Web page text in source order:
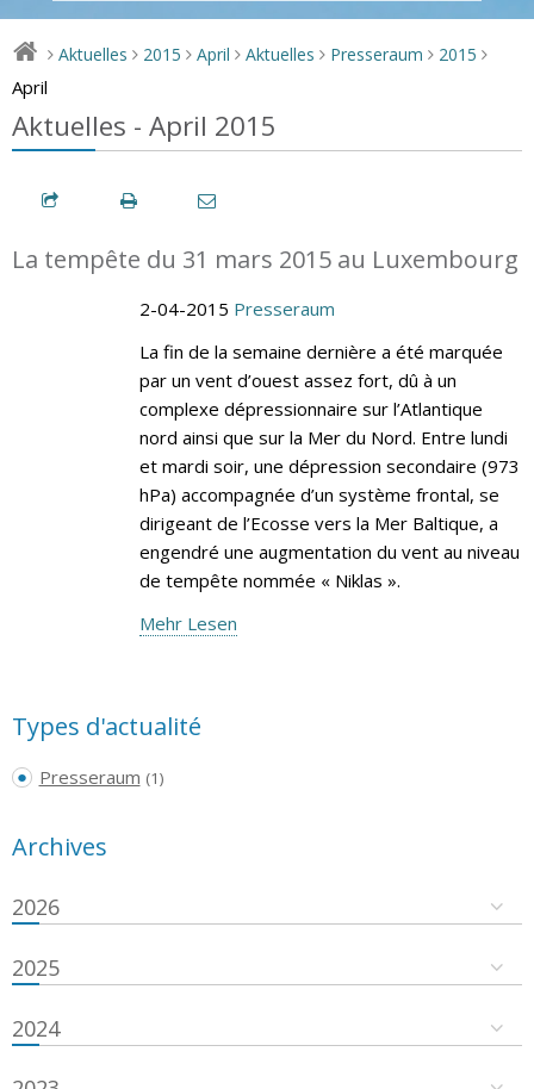
> Aktuelles > 2015 > April > Aktuelles > Presseraum > 2015 >
April
Aktuelles - April 2015
La tempête du 31 mars 2015 au Luxembourg
2-04-2015 Presseraum
La fin de la semaine dernière a été marquée
par un vent d’ouest assez fort, dû à un
complexe dépressionnaire sur l’Atlantique
nord ainsi que sur la Mer du Nord. Entre lundi
et mardi soir, une dépression secondaire (973
hPa) accompagnée d’un système frontal, se
dirigeant de l’Ecosse vers la Mer Baltique, a
engendré une augmentation du vent au niveau
de tempête nommée « Niklas ».
Mehr Lesen
Types d'actualité
Presseraum (1)
Archives
2026
2025
2024